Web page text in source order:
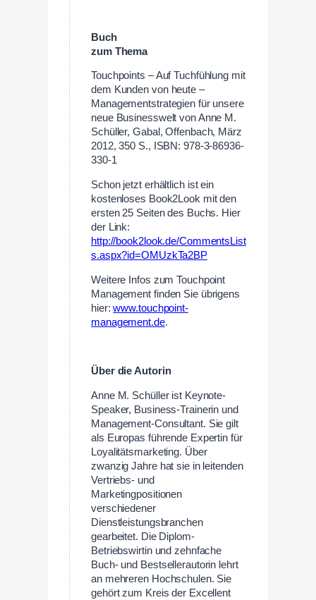
Buch
zum Thema
Touchpoints – Auf Tuchfühlung mit
dem Kunden von heute –
Managementstrategien für unsere
neue Businesswelt von Anne M.
Schüller, Gabal, Offenbach, März
2012, 350 S., ISBN: 978-3-86936-
330-1
Schon jetzt erhältlich ist ein
kostenloses Book2Look mit den
ersten 25 Seiten des Buchs. Hier
der Link:
http://book2look.de/CommentsList
s.aspx?id=OMUzkTa2BP
Weitere Infos zum Touchpoint
Management finden Sie übrigens
hier:www.touchpoint-
management.de.
Über die Autorin
Anne M. Schüller ist Keynote-
Speaker, Business-Trainerin und
Management-Consultant. Sie gilt
als Europas führende Expertin für
Loyalitätsmarketing. Über
zwanzig Jahre hat sie in leitenden
Vertriebs- und
Marketingpositionen
verschiedener
Dienstleistungsbranchen
gearbeitet. Die Diplom-
Betriebswirtin und zehnfache
Buch- und Bestsellerautorin lehrt
an mehreren Hochschulen. Sie
gehört zum Kreis der Excellent